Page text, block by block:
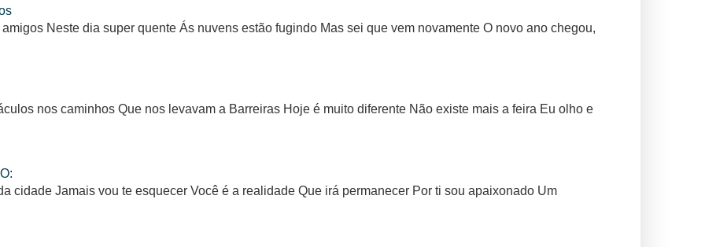
Neste dia super quente Ás nuvens estão fugindo Mas sei que vem novamente O novo ano chegou,
nos caminhos Que nos levavam a Barreiras Hoje é muito diferente Não existe mais a feira Eu olho e
cidade Jamais vou te esquecer Você é a realidade Que irá permanecer Por ti sou apaixonado Um